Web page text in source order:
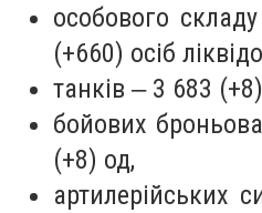
особового
(+660) осіб
танків ‒ 3 683
бойових
(+8) од,
артилерійських